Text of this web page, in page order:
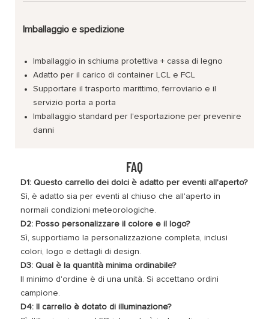
Imballaggio e spedizione
Imballaggio in schiuma protettiva + cassa di legno
Adatto per il carico di container LCL e FCL
Supportare il trasporto marittimo, ferroviario e il
servizio porta a porta
Imballaggio standard per l'esportazione per prevenire
danni
FAQ
D1: Questo carrello dei dolci è adatto per eventi all'aperto?
Sì, è adatto sia per eventi al chiuso che all'aperto in
normali condizioni meteorologiche.
D2: Posso personalizzare il colore e il logo?
Sì, supportiamo la personalizzazione completa, inclusi
colori, logo e dettagli di design.
D3: Qual è la quantità minima ordinabile?
Il minimo d'ordine è di una unità. Si accettano ordini
campione.
D4: Il carrello è dotato di illuminazione?